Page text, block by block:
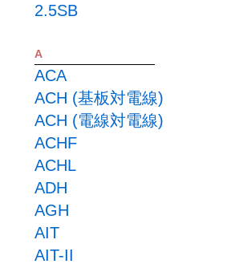
2.5SB
A
ACA
ACH (基板対電線)
ACH (電線対電線)
ACHF
ACHL
ADH
AGH
AIT
AIT-II